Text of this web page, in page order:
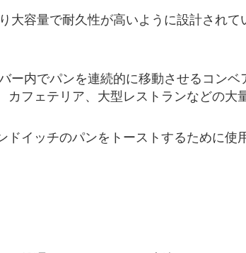
容量で耐久性が高いように設計され
内でパンを連続的に移動させるコンベ
フェテリア、大型レストランなどの大
イッチのパンをトーストするために使